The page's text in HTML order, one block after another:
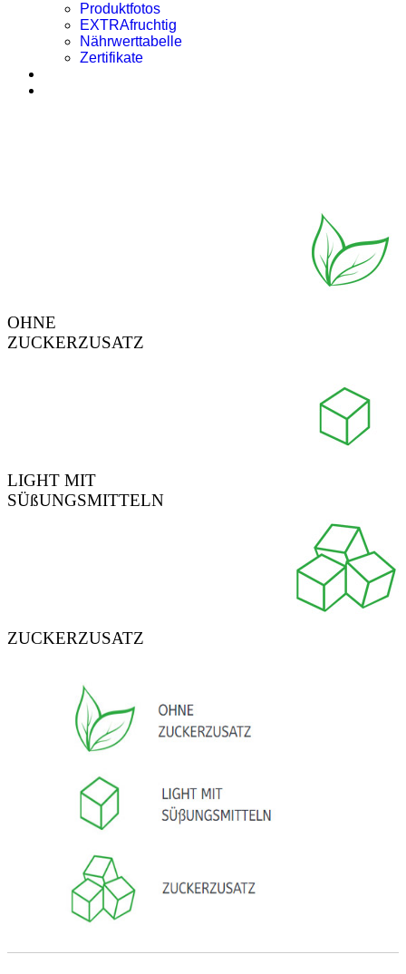
Produktfotos
EXTRAfruchtig
Nährwerttabelle
Zertifikate
OHNE
ZUCKERZUSATZ
LIGHT MIT
SÜßUNGSMITTELN
ZUCKERZUSATZ